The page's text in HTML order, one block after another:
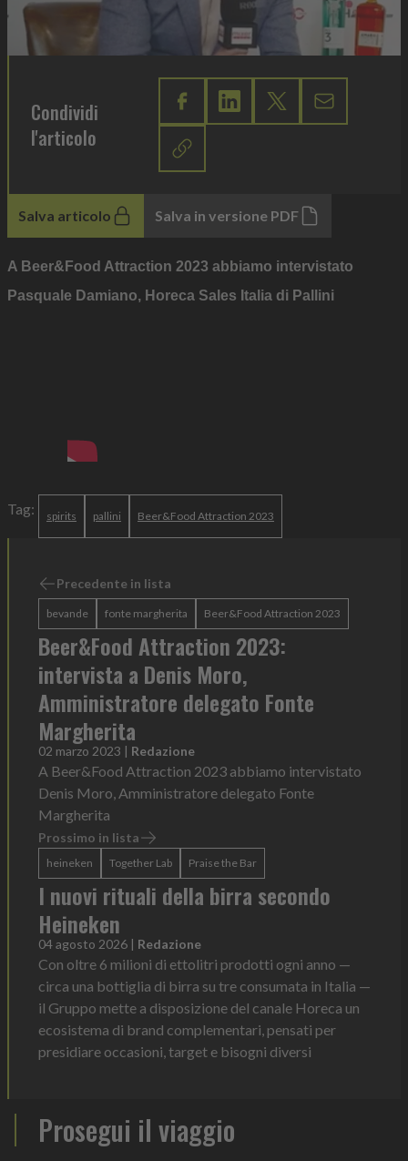
Condividi
l'articolo
Salva articolo Salva in versione PDF
A Beer&Food Attraction 2023 abbiamo intervistato
Pasquale Damiano, Horeca Sales Italia di Pallini
Tag: spirits pallini Beer&Food Attraction 2023
Precedente in lista
bevande fonte margherita Beer&Food Attraction 2023
Beer&Food Attraction 2023:
intervista a Denis Moro,
Amministratore delegato Fonte
Margherita
02 marzo 2023 | Redazione
A Beer&Food Attraction 2023 abbiamo intervistato
Denis Moro, Amministratore delegato Fonte
Margherita
Prossimo in lista
heineken Together Lab Praise the Bar
I nuovi rituali della birra secondo
Heineken
04 agosto 2026 | Redazione
Con oltre 6 milioni di ettolitri prodotti ogni anno —
circa una bottiglia di birra su tre consumata in Italia —
il Gruppo mette a disposizione del canale Horeca un
ecosistema di brand complementari, pensati per
presidiare occasioni, target e bisogni diversi
Prosegui il viaggio